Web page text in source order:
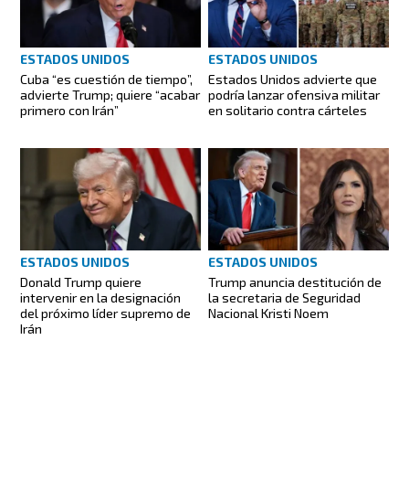
ESTADOS UNIDOS
Cuba “es cuestión de tiempo”,
advierte Trump; quiere “acabar
primero con Irán”
ESTADOS UNIDOS
Estados Unidos advierte que
podría lanzar ofensiva militar
en solitario contra cárteles
ESTADOS UNIDOS
Donald Trump quiere
intervenir en la designación
del próximo líder supremo de
Irán
ESTADOS UNIDOS
Trump anuncia destitución de
la secretaria de Seguridad
Nacional Kristi Noem